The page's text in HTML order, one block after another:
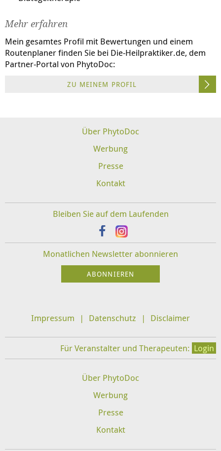
Mehr erfahren
Mein gesamtes Profil mit Bewertungen und einem
Routenplaner finden Sie bei Die-Heilpraktiker.de, dem
Partner-Portal von PhytoDoc:
ZU MEINEM PROFIL
Über PhytoDoc
Werbung
Presse
Kontakt
Bleiben Sie auf dem Laufenden
Monatlichen Newsletter abonnieren
Impressum Datenschutz Disclaimer
Für Veranstalter und Therapeuten: Login
Über PhytoDoc
Werbung
Presse
Kontakt